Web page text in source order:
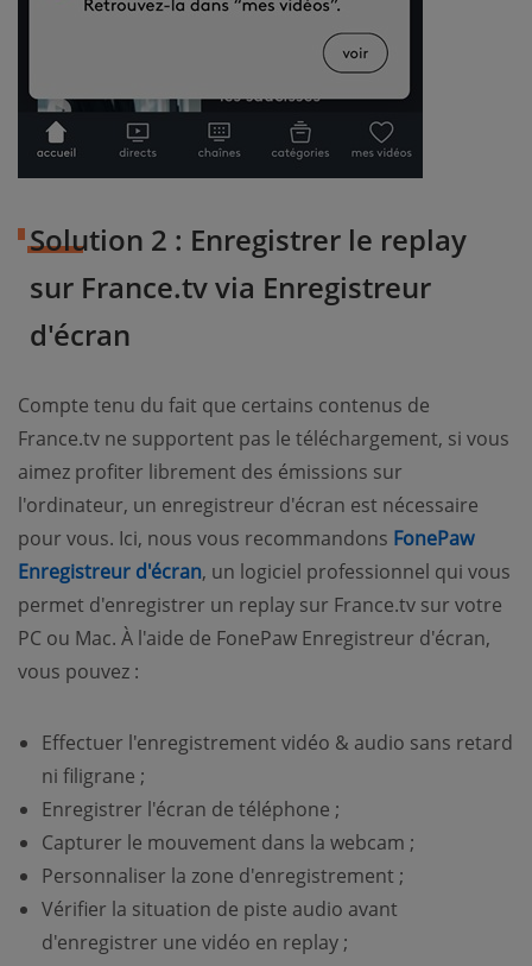
Solution 2 : Enregistrer le replay
sur France.tv via Enregistreur
d'écran
Compte tenu du fait que certains contenus de
France.tv ne supportent pas le téléchargement, si vous
aimez profiter librement des émissions sur
l'ordinateur, un enregistreur d'écran est nécessaire
pour vous. Ici, nous vous recommandons FonePaw
Enregistreur d'écran, un logiciel professionnel qui vous
permet d'enregistrer un replay sur France.tv sur votre
PC ou Mac. À l'aide de FonePaw Enregistreur d'écran,
vous pouvez :
Effectuer l'enregistrement vidéo & audio sans retard
ni filigrane ;
Enregistrer l'écran de téléphone ;
Capturer le mouvement dans la webcam ;
Personnaliser la zone d'enregistrement ;
Vérifier la situation de piste audio avant
d'enregistrer une vidéo en replay ;